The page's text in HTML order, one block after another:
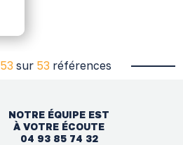
53 sur 53 références
NOTRE ÉQUIPE EST
À VOTRE ÉCOUTE
04 93 85 74 32